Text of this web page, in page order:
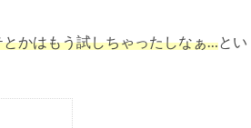
かはもう試しちゃったしなぁ…とい